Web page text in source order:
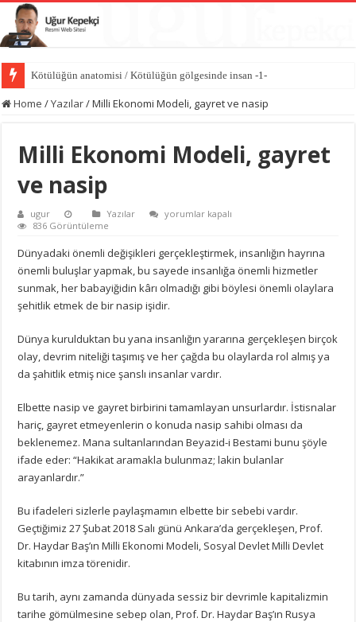
Kötülüğün anatomisi / Kötülüğün gölgesinde insan -1-
Dünyayı değiştiren sessiz güç iyiliktir / İyilik Medeniyeti -10-
Home /Yazılar/Milli Ekonomi Modeli, gayret ve nasip
Milli Ekonomi Modeli, gayret
ve nasip
ugur Yazılar
Milli
gayret
ve
nasip
için
yorumlar kapalı
836 Görüntüleme
Dünyadaki önemli değişikleri gerçekleştirmek, insanlığın hayrına
önemli buluşlar yapmak, bu sayede insanlığa önemli hizmetler
sunmak, her babayiğidin kârı olmadığı gibi böylesi önemli olaylara
şehitlik etmek de bir nasip işidir.
Dünya kurulduktan bu yana insanlığın yararına gerçekleşen birçok
olay, devrim niteliği taşımış ve her çağda bu olaylarda rol almış ya
da şahitlik etmiş nice şanslı insanlar vardır.
Elbette nasip ve gayret birbirini tamamlayan unsurlardır. İstisnalar
hariç, gayret etmeyenlerin o konuda nasip sahibi olması da
beklenemez. Mana sultanlarından Beyazid-i Bestami bunu şöyle
ifade eder: “Hakikat aramakla bulunmaz; lakin bulanlar
arayanlardır.”
Bu ifadeleri sizlerle paylaşmamın elbette bir sebebi vardır.
Geçtiğimiz 27 Şubat 2018 Salı günü Ankara’da gerçekleşen, Prof.
Dr. Haydar Baş’ın Milli Ekonomi Modeli, Sosyal Devlet Milli Devlet
kitabının imza törenidir.
Bu tarih, aynı zamanda dünyada sessiz bir devrimle kapitalizmin
tarihe gömülmesine sebep olan, Prof. Dr. Haydar Baş’ın Rusya